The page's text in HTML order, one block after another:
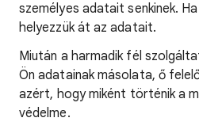
személyes adatait senkinek.
helyezzük át az adatait.
Miután a harmadik fél
Ön adatainak másolata, ő
azért, hogy miként történik a
védelme.